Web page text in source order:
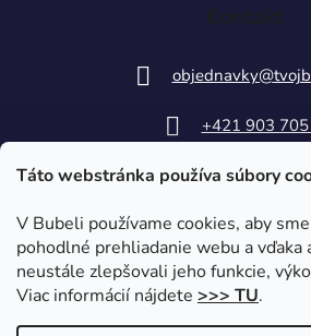
Táto webstránka používa súbory
V Bubeli používame cookies, aby
pohodlné prehliadanie webu a vďaka
neustále zlepšovali jeho funkcie,
Viac informácií nájdete >>> TU.
Kontakt
objednavky@
+421 903